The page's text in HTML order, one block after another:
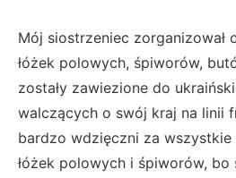
Mój siostrzeniec zorganizował
łóżek polowych, śpiworów,
zostały zawiezione do
walczących o swój kraj na linii
bardzo wdzięczni za
łóżek polowych i śpiworów, bo